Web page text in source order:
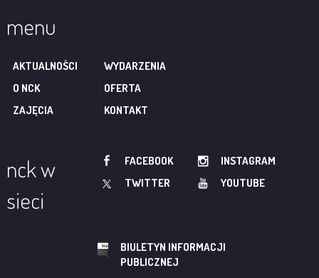
menu
AKTUALNOŚCI
WYDARZENIA
O NCK
OFERTA
ZAJĘCIA
KONTAKT
nck w
sieci
FACEBOOK
INSTAGRAM
TWITTER
YOUTUBE
BIULETYN INFORMACJI
PUBLICZNEJ